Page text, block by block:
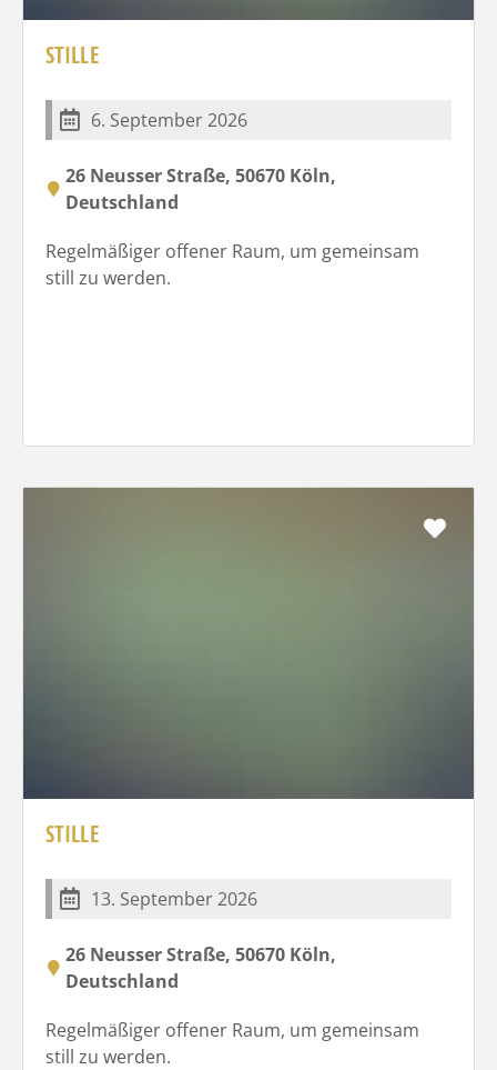
STILLE
6. September 2026
26 Neusser Straße, 50670 Köln,
Deutschland
Regelmäßiger offener Raum, um gemeinsam
still zu werden.
STILLE
13. September 2026
26 Neusser Straße, 50670 Köln,
Deutschland
Regelmäßiger offener Raum, um gemeinsam
still zu werden.